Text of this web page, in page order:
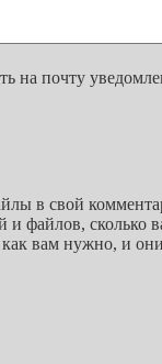
на почту
в свой
и файлов,
как вам нужно, и